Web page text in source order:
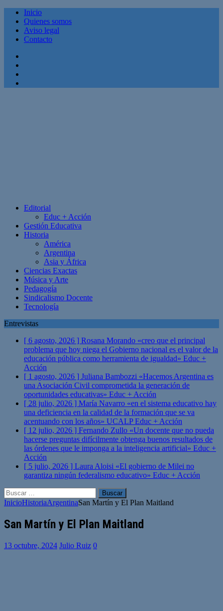
Inicio
Quienes somos
Aviso legal
Contacto
Editorial
Educ + Acción
Gestión Educativa
Historia
América
Argentina
Asia y África
Ciencias Exactas
Música y Arte
Pedagogía
Sindicalismo Docente
Tecnología
Entrevistas
[ 6 agosto, 2026 ] Rosana Morando «creo que el principal
problema que hoy niega el Gobierno nacional es el valor de la
educación pública como herramienta de igualdad» Educ +
Acción
[ 1 agosto, 2026 ] Juliana Bambozzi «Hacemos Argentina es
una Asociación Civil comprometida la generación de
oportunidades educativas» Educ + Acción
[ 28 julio, 2026 ] María Navarro «en el sistema educativo hay
una deficiencia en la calidad de la formación que se va
acentuando con los años» UCALPEduc + Acción
[ 12 julio, 2026 ] Fernando Zullo «Un docente que no pueda
hacerse preguntas difícilmente obtenga buenos resultados de
las órdenes que le imponga a la inteligencia artificial» Educ +
Acción
[ 5 julio, 2026 ] Laura Aloisi «El gobierno de Milei no
garantiza ningún federalismo educativo» Educ + Acción
Buscar:
InicioHistoriaArgentinaSan Martín y El Plan Maitland
San Martín y El Plan Maitland
13 octubre, 2024 Julio Ruiz 0